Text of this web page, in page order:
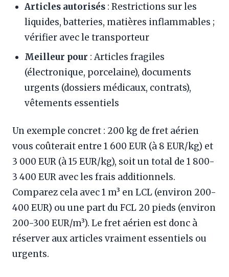
Articles autorisés : Restrictions sur les
liquides, batteries, matières inflammables ;
vérifier avec le transporteur
Meilleur pour : Articles fragiles
(électronique, porcelaine), documents
urgents (dossiers médicaux, contrats),
vêtements essentiels
Un exemple concret : 200 kg de fret aérien
vous coûterait entre 1 600 EUR (à 8 EUR/kg) et
3 000 EUR (à 15 EUR/kg), soit un total de 1 800-
3 400 EUR avec les frais additionnels.
Comparez cela avec 1 m³ en LCL (environ 200-
400 EUR) ou une part du FCL 20 pieds (environ
200-300 EUR/m³). Le fret aérien est donc à
réserver aux articles vraiment essentiels ou
urgents.